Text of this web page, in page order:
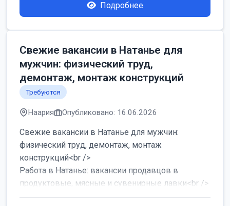
Подробнее
Свежие вакансии в Натанье для
мужчин: физический труд,
демонтаж, монтаж конструкций
Требуются
Наария Опубликовано: 16.06.2026
Свежие вакансии в Натанье для мужчин:
физический труд, демонтаж, монтаж
конструкций<br />
Работа в Натанье: вакансии продавцов в
продуктовые, мясные и сувенирные лавки<br />
Разнорабочий на сборку м...